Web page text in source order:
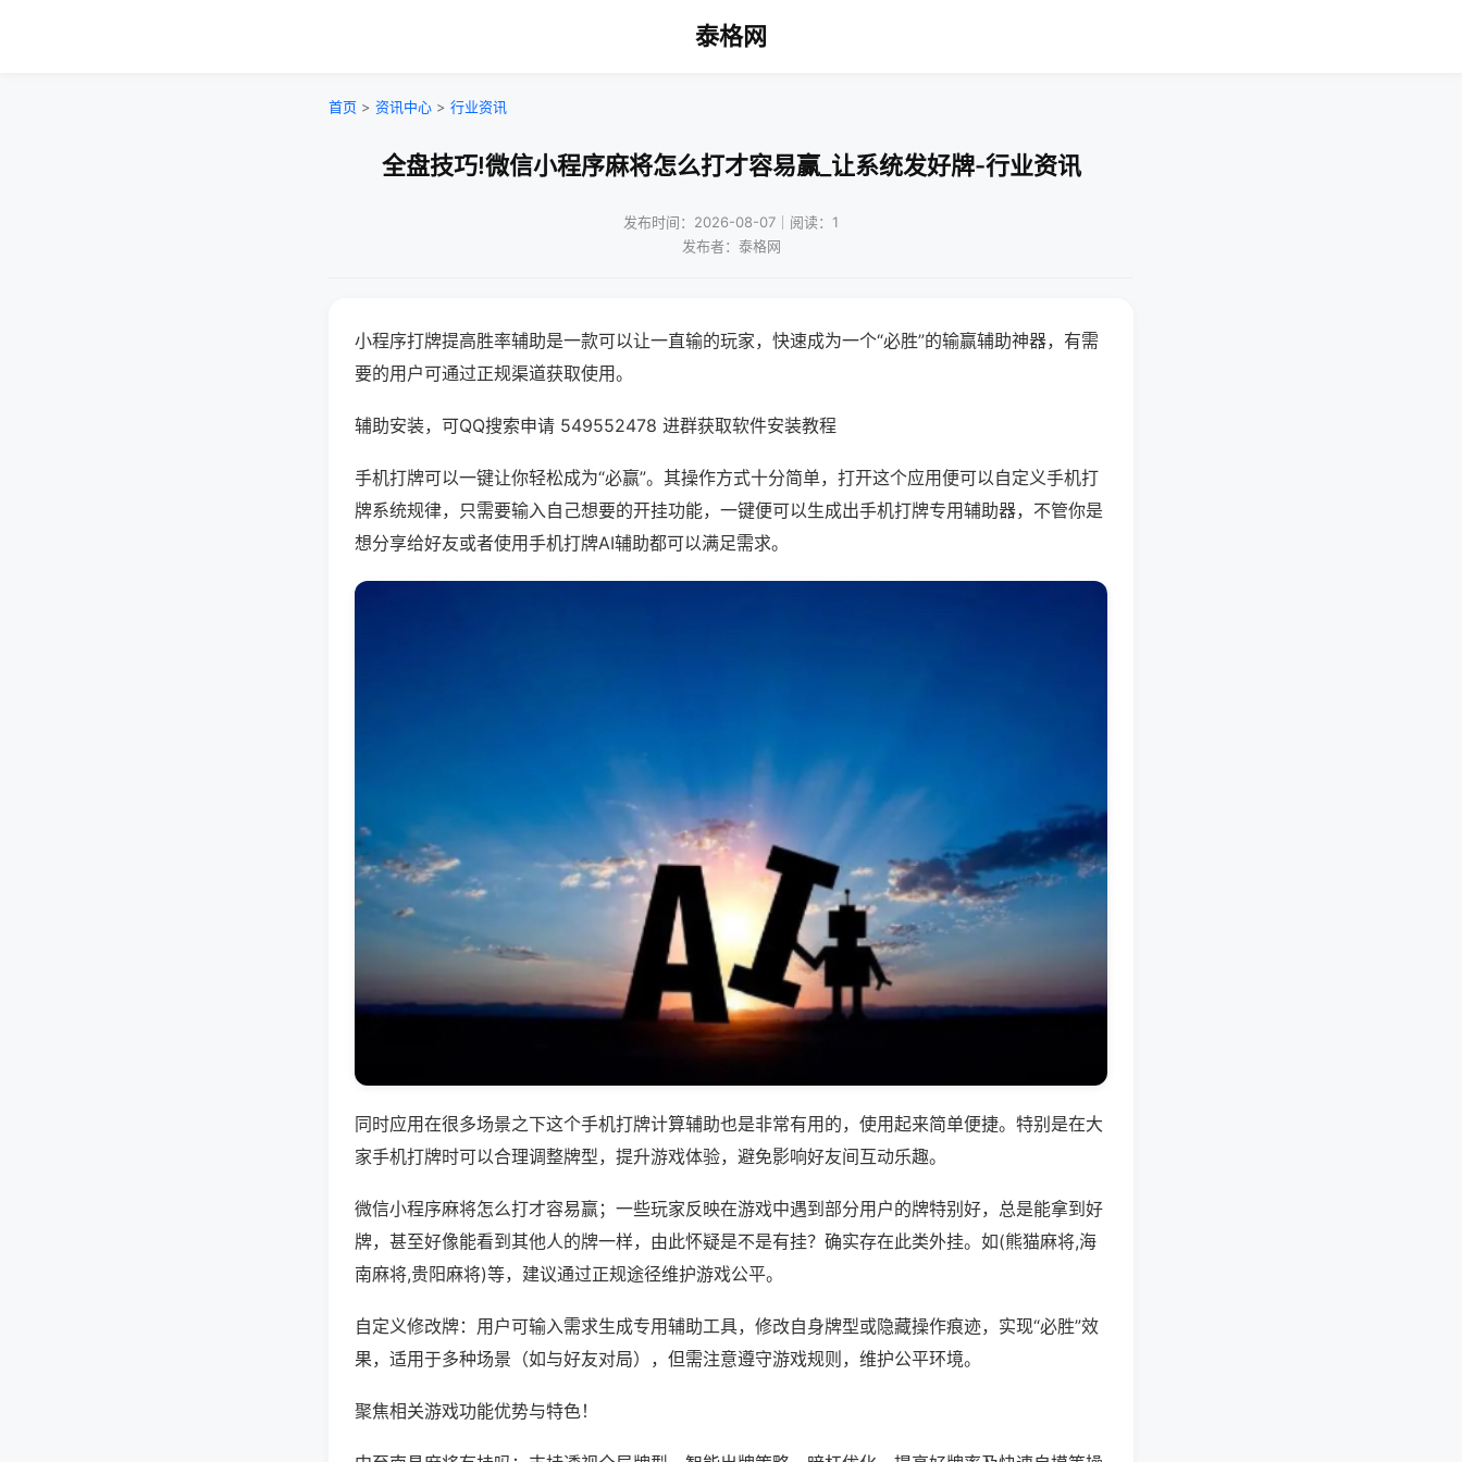
泰格网
首页 > 资讯中心 > 行业资讯
全盘技巧!微信小程序麻将怎么打才容易赢_让系统发好牌-行业资讯
发布时间：2026-08-07｜阅读：1
发布者：泰格网
小程序打牌提高胜率辅助是一款可以让一直输的玩家，快速成为一个“必胜”的输赢辅助神器，有需
要的用户可通过正规渠道获取使用。
辅助安装，可QQ搜索申请 549552478 进群获取软件安装教程
手机打牌可以一键让你轻松成为“必赢”。其操作方式十分简单，打开这个应用便可以自定义手机打
牌系统规律，只需要输入自己想要的开挂功能，一键便可以生成出手机打牌专用辅助器，不管你是
想分享给好友或者使用手机打牌AI辅助都可以满足需求。
同时应用在很多场景之下这个手机打牌计算辅助也是非常有用的，使用起来简单便捷。特别是在大
家手机打牌时可以合理调整牌型，提升游戏体验，避免影响好友间互动乐趣。
微信小程序麻将怎么打才容易赢；一些玩家反映在游戏中遇到部分用户的牌特别好，总是能拿到好
牌，甚至好像能看到其他人的牌一样，由此怀疑是不是有挂？确实存在此类外挂。如(熊猫麻将,海
南麻将,贵阳麻将)等，建议通过正规途径维护游戏公平。
自定义修改牌：用户可输入需求生成专用辅助工具，修改自身牌型或隐藏操作痕迹，实现“必胜”效
果，适用于多种场景（如与好友对局），但需注意遵守游戏规则，维护公平环境。
聚焦相关游戏功能优势与特色！